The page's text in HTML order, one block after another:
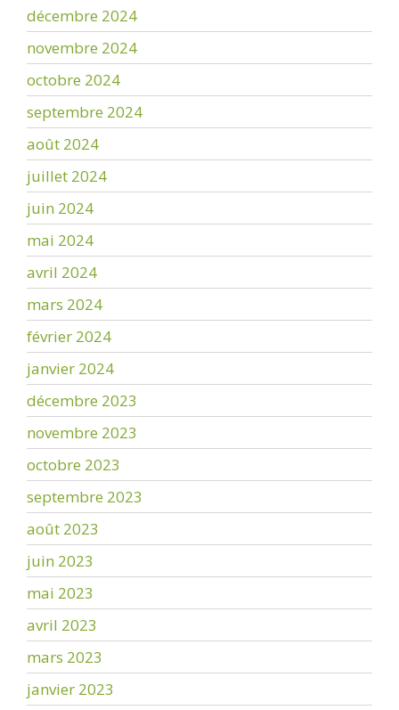
décembre 2024
novembre 2024
octobre 2024
septembre 2024
août 2024
juillet 2024
juin 2024
mai 2024
avril 2024
mars 2024
février 2024
janvier 2024
décembre 2023
novembre 2023
octobre 2023
septembre 2023
août 2023
juin 2023
mai 2023
avril 2023
mars 2023
janvier 2023